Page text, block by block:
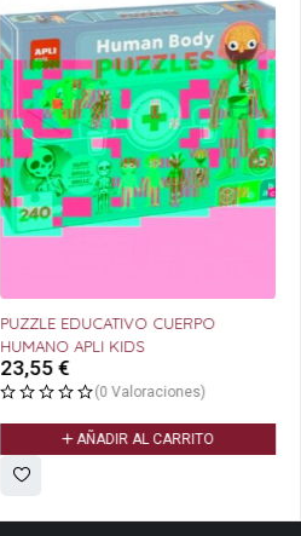
PUZZLE EDUCATIVO CUERPO
HUMANO APLI KIDS
23,55€
(0 Valoraciones)
AÑADIR AL CARRITO